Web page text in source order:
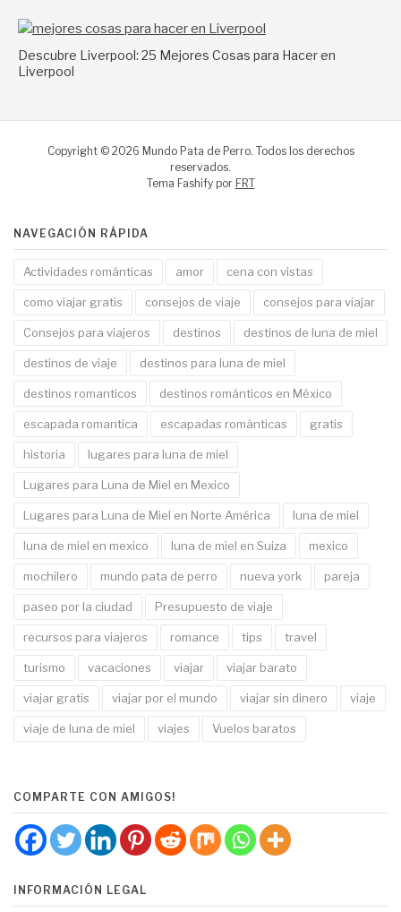
Descubre Liverpool: 25 Mejores Cosas para Hacer en
Liverpool
Copyright © 2026 Mundo Pata de Perro. Todos los derechos
reservados.
Tema Fashify por FRT
NAVEGACIÓN RÁPIDA
Actividades románticas amor cena con vistas
como viajar gratis consejos de viaje consejos para viajar
Consejos para viajeros destinos destinos de luna de miel
destinos de viaje destinos para luna de miel
destinos romanticos destinos románticos en México
escapada romantica escapadas románticas gratis
historia lugares para luna de miel
Lugares para Luna de Miel en Mexico
Lugares para Luna de Miel en Norte América luna de miel
luna de miel en mexico luna de miel en Suiza mexico
mochilero mundo pata de perro nueva york pareja
paseo por la ciudad Presupuesto de viaje
recursos para viajeros romance tips travel
turismo vacaciones viajar viajar barato
viajar gratis viajar por el mundo viajar sin dinero viaje
viaje de luna de miel viajes Vuelos baratos
COMPARTE CON AMIGOS!
INFORMACIÓN LEGAL